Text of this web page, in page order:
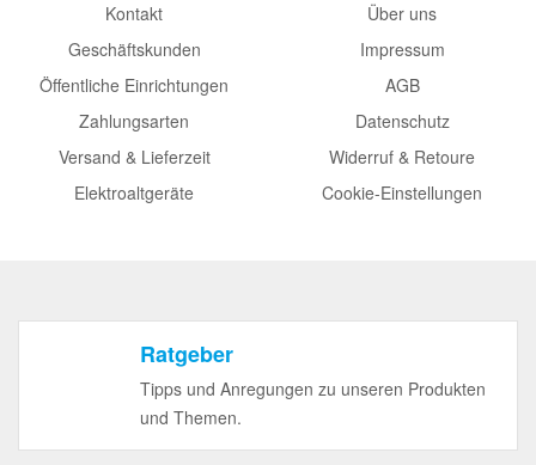
Kontakt
Geschäftskunden
Öffentliche Einrichtungen
Zahlungsarten
Versand & Lieferzeit
Elektroaltgeräte
Über uns
Impressum
AGB
Datenschutz
Widerruf & Retoure
Cookie-Einstellungen
Ratgeber
Tipps und Anregungen zu unseren Produkten
und Themen.